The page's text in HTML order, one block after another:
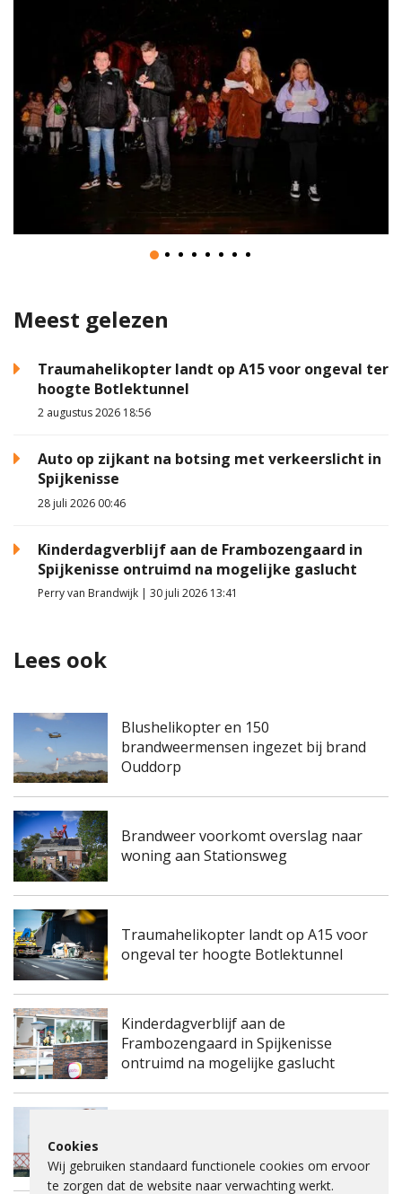
Meest gelezen
Traumahelikopter landt op A15 voor ongeval ter
hoogte Botlektunnel
2 augustus 2026 18:56
Auto op zijkant na botsing met verkeerslicht in
Spijkenisse
28 juli 2026 00:46
Kinderdagverblijf aan de Frambozengaard in
Spijkenisse ontruimd na mogelijke gaslucht
Perry van Brandwijk | 30 juli 2026 13:41
Lees ook
Blushelikopter en 150
brandweermensen ingezet bij brand
Ouddorp
Brandweer voorkomt overslag naar
woning aan Stationsweg
Traumahelikopter landt op A15 voor
ongeval ter hoogte Botlektunnel
Kinderdagverblijf aan de
Frambozengaard in Spijkenisse
ontruimd na mogelijke gaslucht
Cookies
Wij gebruiken standaard functionele cookies om ervoor
te zorgen dat de website naar verwachting werkt.